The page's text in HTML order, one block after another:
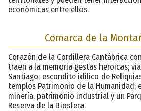
económicas entre ellos.
Comarca de la
Corazón de la Cordillera Cantábrica
traen a la memoria gestas heroicas;
Santiago; escondite idílico de
templos Patrimonio de la Humanidad;
minería, patrimonio industrial y un
Reserva de la Biosfera.